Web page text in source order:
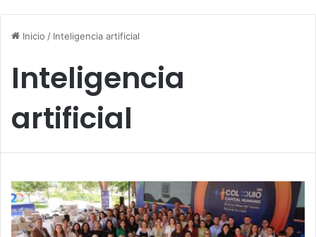
Inicio / Inteligencia artificial
Inteligencia
artificial